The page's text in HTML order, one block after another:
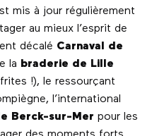
mis à jour régulièrement
au mieux l’esprit de
décalé Carnaval de
la braderie de Lille
!), le ressourçant
l’international
Berck-sur-Mer pour les